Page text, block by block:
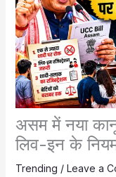
असम में नया
लिव-इन के
Trending / Leave a